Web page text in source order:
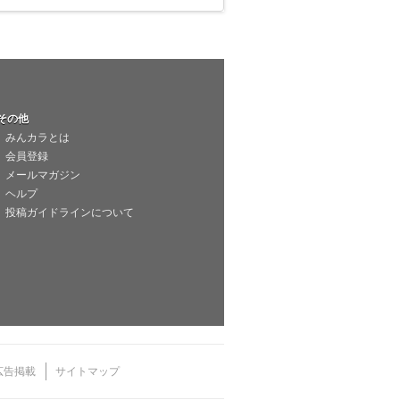
の他
みんカラとは
会員登録
メールマガジン
ヘルプ
投稿ガイドラインについて
告掲載 サイトマップ